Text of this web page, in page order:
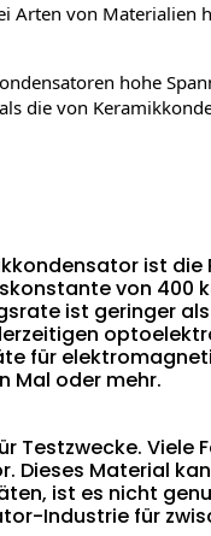
Arten von Materialien
hohe
die von
ist die
von 400
ist geringer
für
Mal oder mehr.
Testzwecke. Viele
Material
ist es nicht
Industrie für